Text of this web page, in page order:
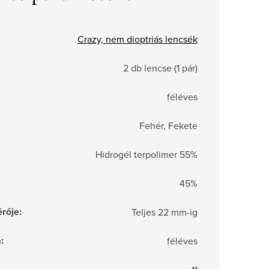
Crazy, nem dioptriás lencsék
2 db lencse (1 pár)
féléves
Fehér, Fekete
Hidrogél terpolimer 55%
45%
: Teljes 22 mm-ig
: féléves